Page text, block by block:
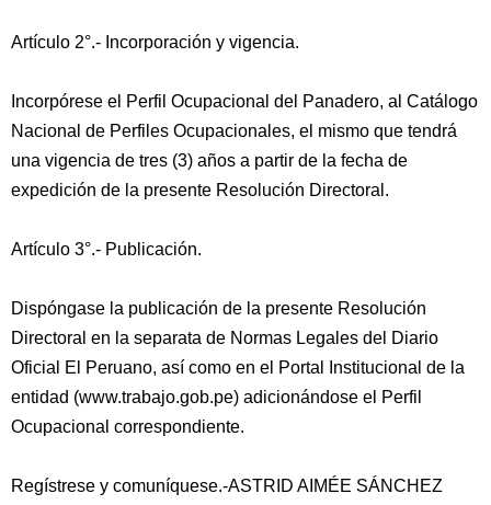
Artículo 2°.- Incorporación y vigencia.
Incorpórese el Perfil Ocupacional del Panadero, al Catálogo
Nacional de Perfiles Ocupacionales, el mismo que tendrá
una vigencia de tres (3) años a partir de la fecha de
expedición de la presente Resolución Directoral.
Artículo 3°.- Publicación.
Dispóngase la publicación de la presente Resolución
Directoral en la separata de Normas Legales del Diario
Oficial El Peruano, así como en el Portal Institucional de la
entidad (www.trabajo.gob.pe) adicionándose el Perfil
Ocupacional correspondiente.
Regístrese y comuníquese.-ASTRID AIMÉE SÁNCHEZ